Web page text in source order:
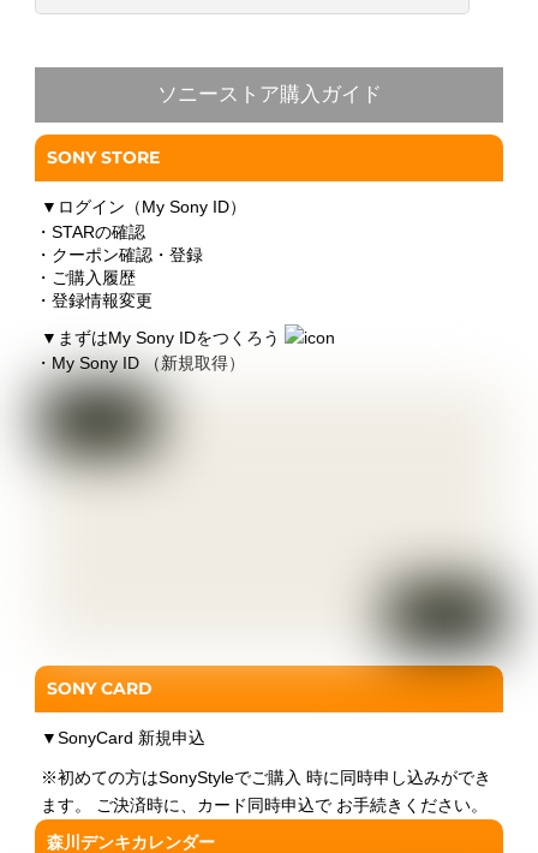
ソニーストア購入ガイド
SONY STORE
▼ ログイン（My Sony ID）
・STARの確認
・クーポン確認・登録
・ご購入履歴
・登録情報変更
▼ まずはMy Sony IDをつくろう
・My Sony ID （新規取得）
SONY CARD
▼SonyCard 新規申込
※初めての方はSonyStyleでご購入 時に同時申し込みができ
ます。 ご決済時に、カード同時申込で お手続きください。
森川デンキカレンダー